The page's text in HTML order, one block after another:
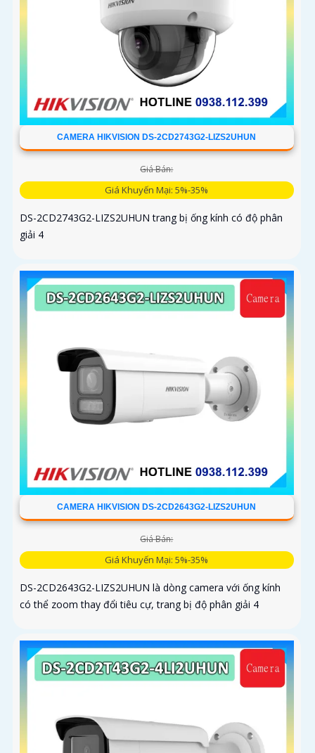
CAMERA HIKVISION DS-2CD2743G2-LIZS2UHUN
Giá Bán:
Giá Khuyến Mại: 5%-35%
DS-2CD2743G2-LIZS2UHUN trang bị ống kính có độ phân
giải 4
CAMERA HIKVISION DS-2CD2643G2-LIZS2UHUN
Giá Bán:
Giá Khuyến Mại: 5%-35%
DS-2CD2643G2-LIZS2UHUN là dòng camera với ống kính
có thể zoom thay đổi tiêu cự, trang bị độ phân giải 4